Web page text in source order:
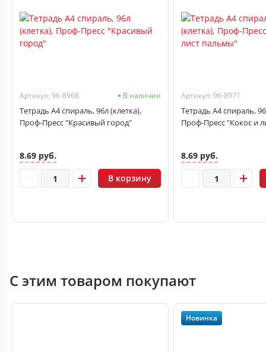
Артикул: 96-8968 В наличии
Тетрадь А4 спираль, 96л (клетка),
Проф-Пресс "Красивый город"
8.69 руб.
В корзину
Артикул: 96-8971
Тетрадь А4 спираль,
Проф-Пресс "Кокос и
8.69 руб.
С этим товаром покупают
Новинка